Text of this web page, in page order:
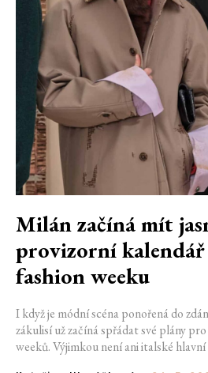
Milán začíná mít
provizorní
fashion weeku
I když je módní scéna ponořená do
zákulisí už začíná spřádat své plány
weeků. Výjimkou není ani italské